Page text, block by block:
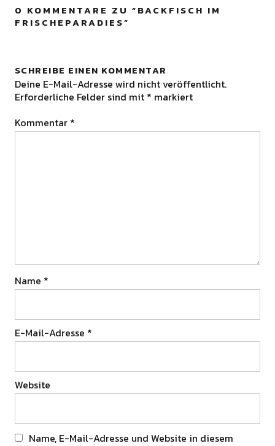
0 KOMMENTARE ZU “BACKFISCH IM
FRISCHEPARADIES”
SCHREIBE EINEN KOMMENTAR
Deine E-Mail-Adresse wird nicht veröffentlicht.
Erforderliche Felder sind mit * markiert
Kommentar *
Name *
E-Mail-Adresse *
Website
Name, E-Mail-Adresse und Website in diesem